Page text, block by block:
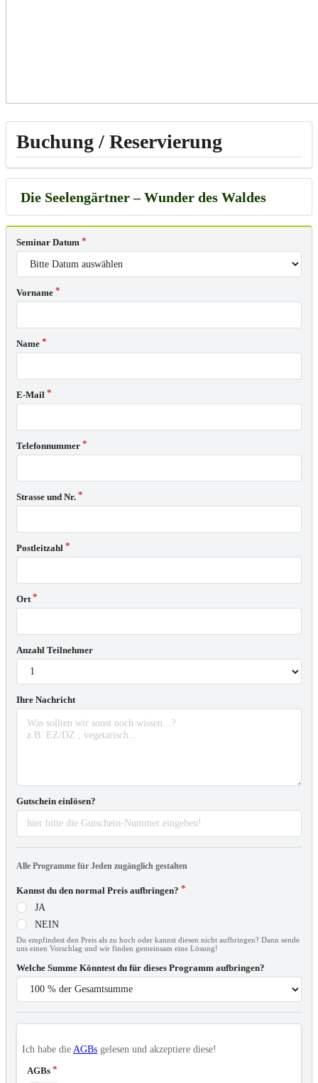
Buchung / Reservierung
Seminar Datum
Vorname
Name
E-Mail
Telefonnummer
Strasse und Nr.
Postleitzahl
Ort
Anzahl Teilnehmer
Ihre Nachricht
Gutschein einlösen?
Alle Programme für Jeden zugänglich gestalten
Kannst du den normal Preis aufbringen?
JA
NEIN
Du empfindest den Preis als zu hoch oder kannst diesen nicht aufbringen? Dann sende
uns einen Vorschlag und wir finden gemeinsam eine Lösung!
Welche Summe Könntest du für dieses Programm aufbringen?
Ich habe die AGBs gelesen und akzeptiere diese!
AGBs